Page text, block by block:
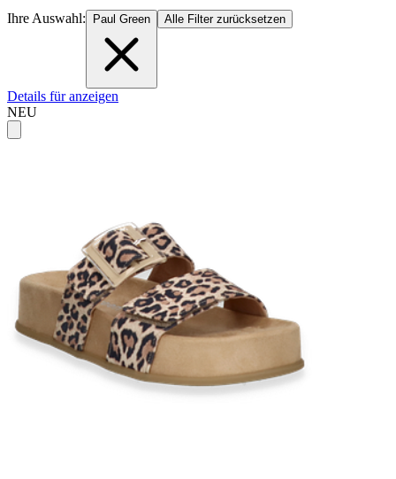
Ihre Auswahl: Paul Green Alle Filter zurücksetzen
Details für anzeigen
NEU